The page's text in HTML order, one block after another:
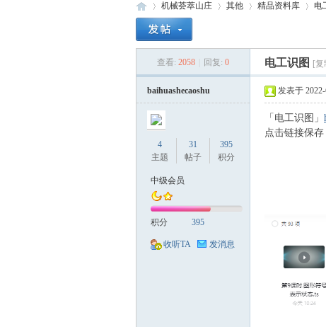
机械荟萃山庄
›
其他 精品资料库
›
电
查看: 2058 回复: 0 电工识图 [复
baihuashecaoshu
4
主题
31
帖子
395
积分
中级会员
积分 395
收听TA 发消息
发表于
「电工识图」
点击链接保